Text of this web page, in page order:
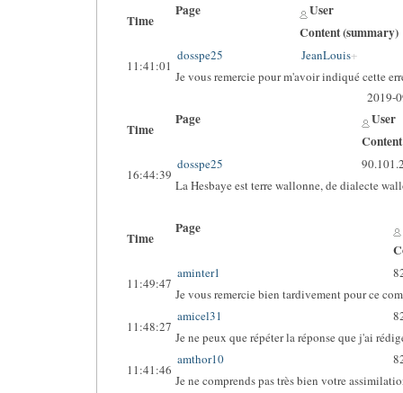
Time
Page
User
Content (summary)
11:41:01
dosspe25
JeanLouis
Je vous remercie pour m'avoir indiqué cette
2019-
Time
Page
User
16:44:39
dosspe25
La Hesbaye est terre wallonne, de dialecte
Time
Page
11:49:47
aminter1
Je vous remercie bien tardivement pour ce
11:48:27
amicel31
Je ne peux que répéter la réponse que j'ai
11:41:46
amthor10
Je ne comprends pas très bien votre